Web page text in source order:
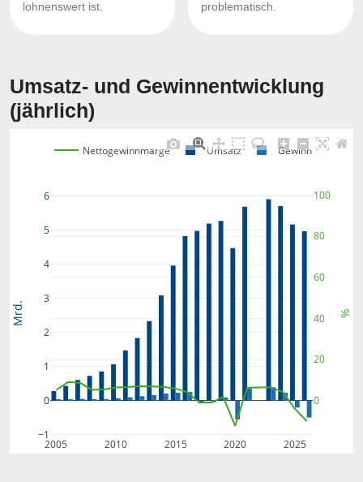
lohnenswert ist.
problematisch.
Umsatz- und Gewinnentwicklung
(jährlich)
2005 2010 2015 2020 2025
−1
0
1
2
3
4
5
6
0
20
40
60
80
100
Nettogewinnmarge Umsatz Gewinn
Mrd. %